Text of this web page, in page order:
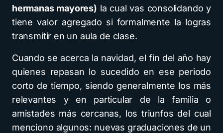
hermanas mayores) la cual vas consolidando y
tiene valor agregado si formalmente la logras
transmitir en un aula de clase.
Cuando se acerca la navidad, el fin del año hay
quienes repasan lo sucedido en ese periodo
corto de tiempo, siendo generalmente los más
relevantes y en particular de la familia o
amistades más cercanas, los triunfos del cual
menciono algunos: nuevas graduaciones de un